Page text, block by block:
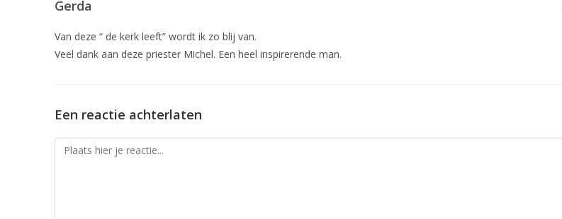
Gerda
Van deze “ de kerk leeft” wordt ik zo blij van.
Veel dank aan deze priester Michel. Een heel inspirerende man.
Een reactie achterlaten